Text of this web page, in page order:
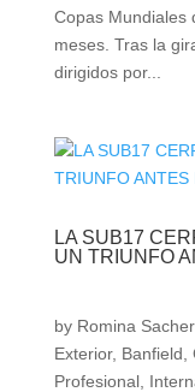
Copas Mundiales
meses. Tras la
dirigidos por...
LA SUB17
UN TRIUNFO
by Romina Sacher
Exterior, Banfield
Profesional,